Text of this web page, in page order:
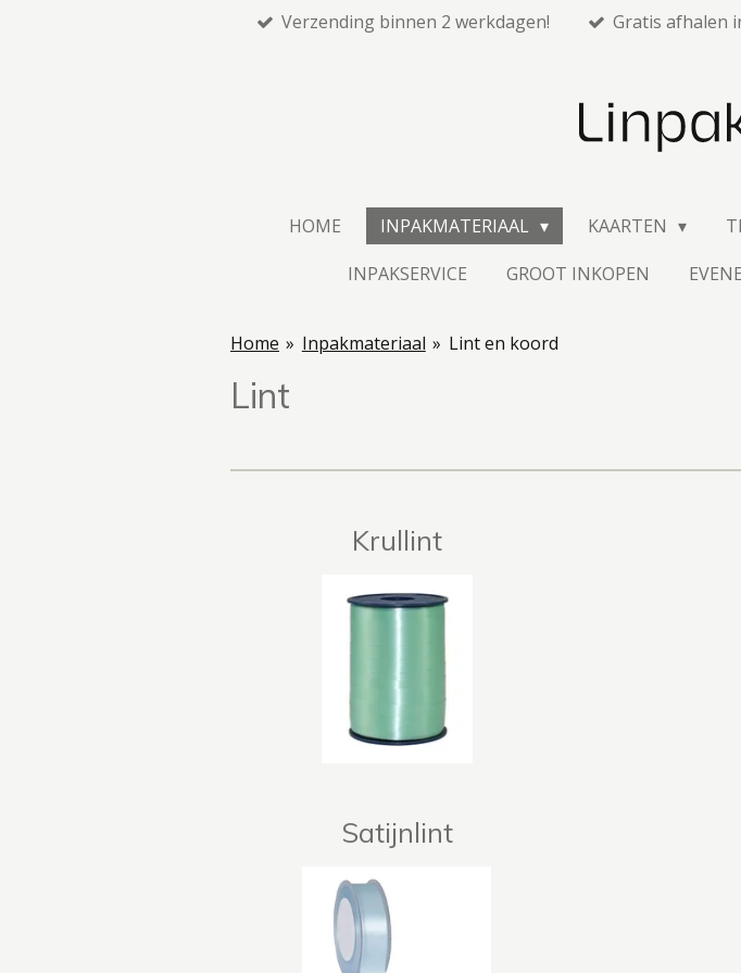
Verzending binnen 2 werkdagen! Gratis afhalen
HOME INPAKMATERIAAL KAARTEN
INPAKSERVICE
GROOT INKOPEN
Home » Inpakmateriaal » Lint en koord
Lint
Krullint
Satijnlint